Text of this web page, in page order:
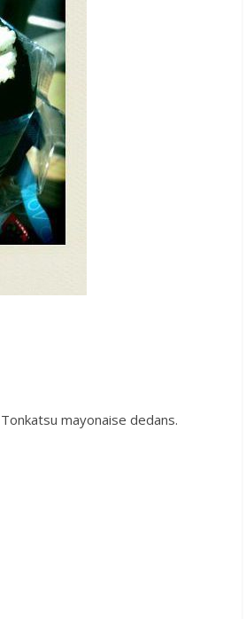
mayonaise dedans.